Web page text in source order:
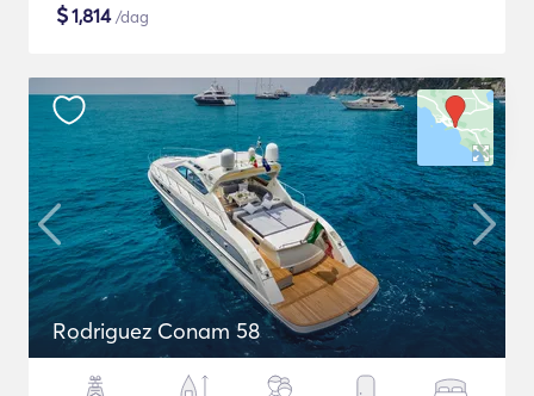
$1,814/dag
Rodriguez Conam 58